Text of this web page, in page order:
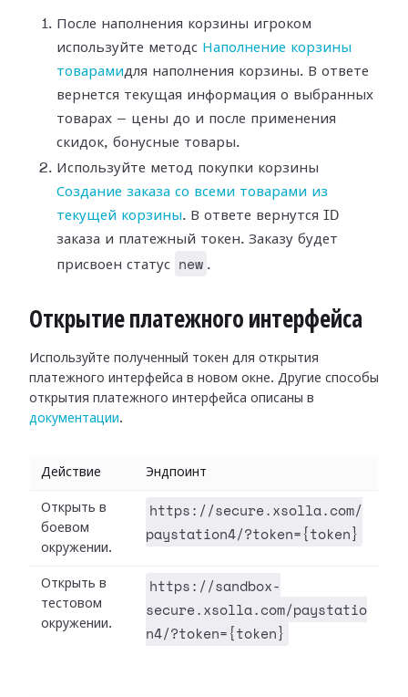
После наполнения корзины игроком
используйте методс Наполнение корзины
товарамидля наполнения корзины. В ответе
вернется текущая информация о выбранных
товарах — цены до и после применения
скидок, бонусные товары.
Используйте метод покупки корзины
Создание заказа со всеми товарами из
текущей корзины. В ответе вернутся ID
заказа и платежный токен. Заказу будет
присвоен статус
new .
Открытие платежного интерфейса
Используйте полученный токен для открытия
платежного интерфейса в новом окне. Другие способы
открытия платежного интерфейса описаны в
документации.
Действие Эндпоинт
Открыть в
боевом
окружении.
https://secure.xsolla.com/
paystation4/?token={token}
Открыть в
тестовом
окружении.
https://sandbox-
secure.xsolla.com/paystatio
n4/?token={token}